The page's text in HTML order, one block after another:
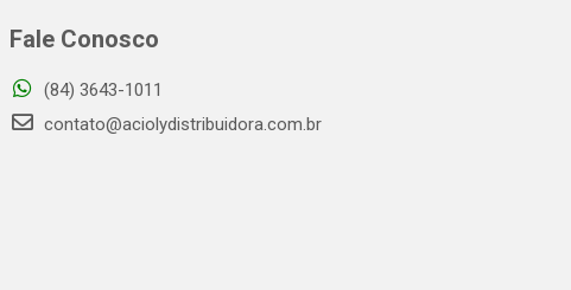
Fale Conosco
(84) 3643-1011
contato@aciolydistribuidora.com.br